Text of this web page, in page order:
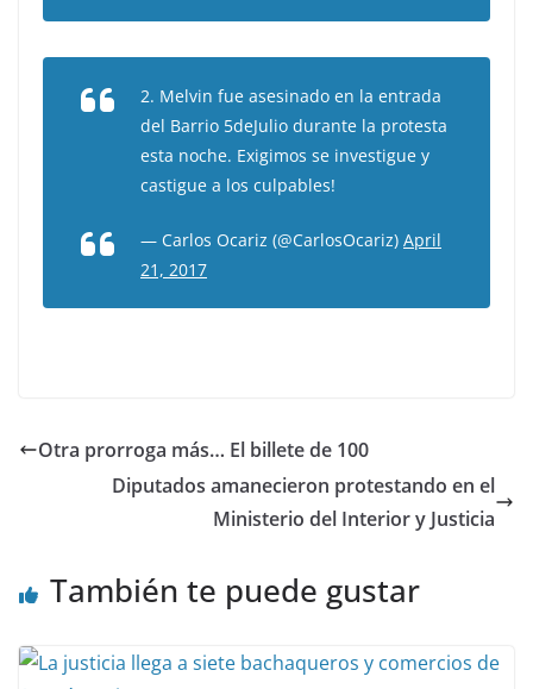
2. Melvin fue asesinado en la entrada
del Barrio 5deJulio durante la protesta
esta noche. Exigimos se investigue y
castigue a los culpables!
— Carlos Ocariz (@CarlosOcariz) April
21, 2017
Otra prorroga más… El billete de 100
Diputados amanecieron protestando en el
Ministerio del Interior y Justicia
También te puede gustar